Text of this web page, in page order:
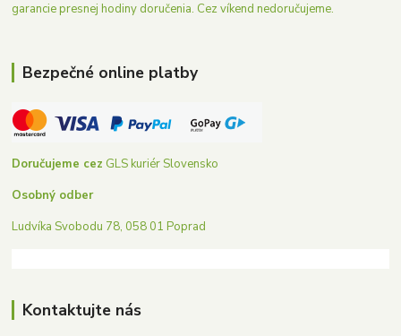
garancie presnej hodiny doručenia. Cez víkend nedoručujeme.
Bezpečné online platby
Doručujeme cez GLS kuriér Slovensko
Osobný odber
Ludvíka Svobodu 78, 058 01 Poprad
Kontaktujte nás